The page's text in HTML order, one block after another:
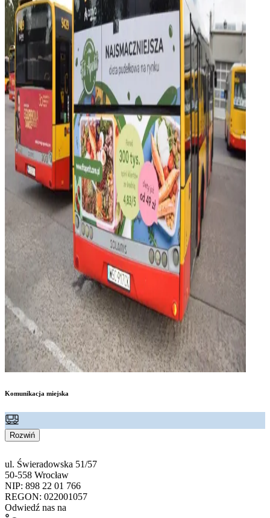
Komunikacja miejska
Rozwiń
ul. Świeradowska 51/57
50-558 Wrocław
NIP: 898 22 01 766
REGON: 022001057
Odwiedź nas na